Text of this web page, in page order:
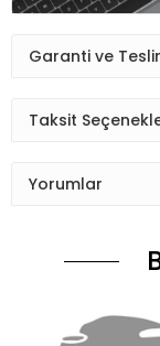
Garanti ve
Taksit
Yorumlar